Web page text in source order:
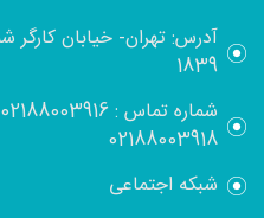
آدرس: تهران- خیابان
1839
شماره تماس :02188003916
02188003918
شبکه اجتماعی